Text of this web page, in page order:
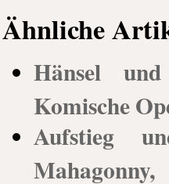
Ähnliche
Hänsel
Komische
Aufstieg